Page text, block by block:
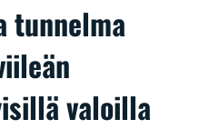
tunnelma
valoilla